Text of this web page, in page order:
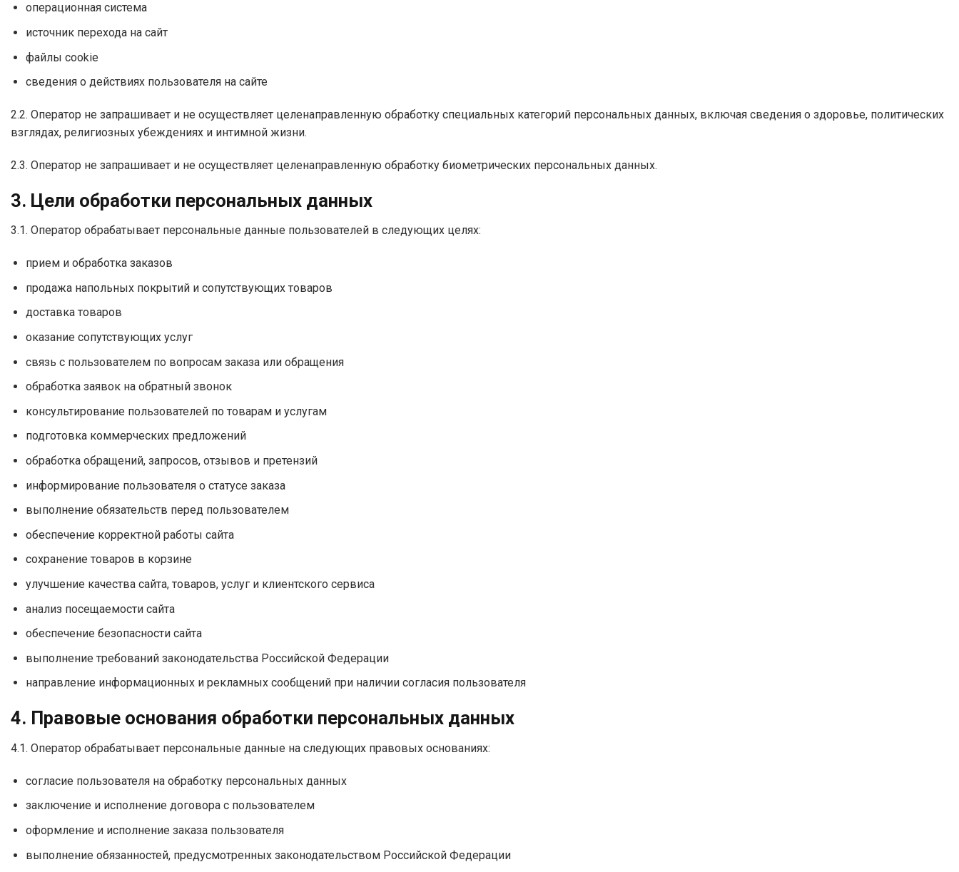
операционная система
источник перехода на сайт
файлы cookie
сведения о действиях пользователя на сайте
2.2. Оператор не запрашивает и не осуществляет целенаправленную обработку специальных категорий персональных данных, включая сведения о здоровье, политических
взглядах, религиозных убеждениях и интимной жизни.
2.3. Оператор не запрашивает и не осуществляет целенаправленную обработку биометрических персональных данных.
3. Цели обработки персональных данных
3.1. Оператор обрабатывает персональные данные пользователей в следующих целях:
прием и обработка заказов
продажа напольных покрытий и сопутствующих товаров
доставка товаров
оказание сопутствующих услуг
связь с пользователем по вопросам заказа или обращения
обработка заявок на обратный звонок
консультирование пользователей по товарам и услугам
подготовка коммерческих предложений
обработка обращений, запросов, отзывов и претензий
информирование пользователя о статусе заказа
выполнение обязательств перед пользователем
обеспечение корректной работы сайта
сохранение товаров в корзине
улучшение качества сайта, товаров, услуг и клиентского сервиса
анализ посещаемости сайта
обеспечение безопасности сайта
выполнение требований законодательства Российской Федерации
направление информационных и рекламных сообщений при наличии согласия пользователя
4. Правовые основания обработки персональных данных
4.1. Оператор обрабатывает персональные данные на следующих правовых основаниях:
согласие пользователя на обработку персональных данных
заключение и исполнение договора с пользователем
оформление и исполнение заказа пользователя
выполнение обязанностей, предусмотренных законодательством Российской Федерации